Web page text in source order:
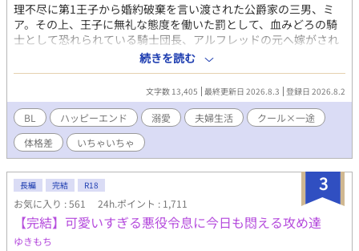
理不尽に第1王子から婚約破棄を言い渡された公爵家の三男、ミ
ア。その上、王子に無礼な態度を働いた罰として、血みどろの騎
士として恐れられている騎士団長、アルフレッドの元へ嫁がされ
ることに。 しかし、アルフレッドはミアの初恋の人で...。 この恋
は一方通行、きっと愛してはもらえない。それでも好きな人のそ
ばにいられるならそれでいい。そんな気持ちで嫁いだミアだった
が、アルフレッドは、ミアをどうやら溺愛してくれているようで
_？ 「…お前は、本当に愛らしいな」 「や、やめてください…！
心臓が持たないです…！」 山も谷もない、いちゃいちゃ新婚カッ
プルのお話。 ────── ※現在連載中の作品のR18版です(更新
は通常版が先になります) ※主人公の年齢を変更しています。
※R18部分の追加以外に内容の大きな変更はありません。
続きを読む
文字数 13,405 最終更新日 2026.8.3 登録日 2026.8.2
BL ハッピーエンド 溺愛 夫婦生活
クール×一途
体格差
いちゃいちゃ
3
長編 完結 R18
お気に入り : 561 24h.ポイント : 1,711
【完結】可愛いすぎる悪役令息に今日も悶える攻め達
ゆきもち